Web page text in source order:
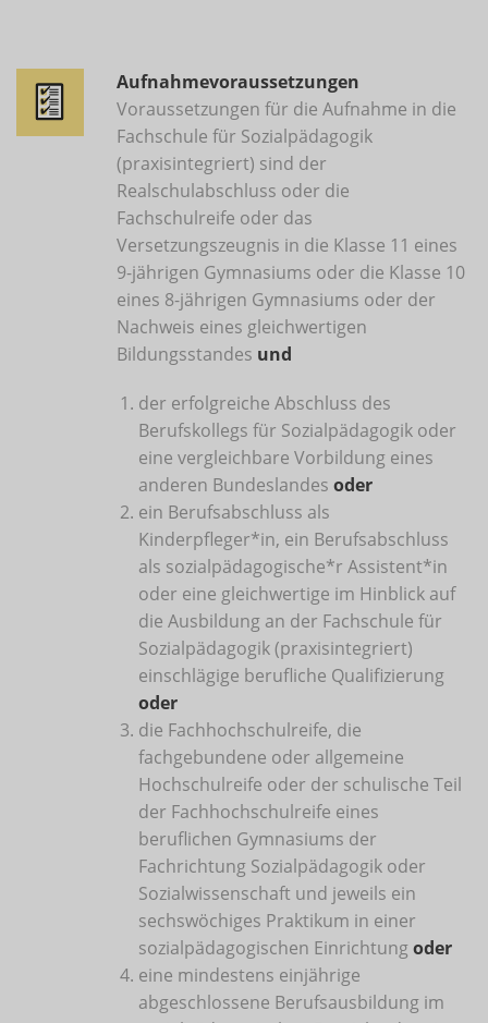
Aufnahmevoraussetzungen
Voraussetzungen für die Aufnahme in die
Fachschule für Sozialpädagogik
(praxisintegriert) sind der
Realschulabschluss oder die
Fachschulreife oder das
Versetzungszeugnis in die Klasse 11 eines
9-jährigen Gymnasiums oder die Klasse 10
eines 8-jährigen Gymnasiums oder der
Nachweis eines gleichwertigen
Bildungsstandes und
der erfolgreiche Abschluss des
Berufskollegs für Sozialpädagogik oder
eine vergleichbare Vorbildung eines
anderen Bundeslandes oder
ein Berufsabschluss als
Kinderpfleger*in, ein Berufsabschluss
als sozialpädagogische*r Assistent*in
oder eine gleichwertige im Hinblick auf
die Ausbildung an der Fachschule für
Sozialpädagogik (praxisintegriert)
einschlägige berufliche Qualifizierung
oder
die Fachhochschulreife, die
fachgebundene oder allgemeine
Hochschulreife oder der schulische Teil
der Fachhochschulreife eines
beruflichen Gymnasiums der
Fachrichtung Sozialpädagogik oder
Sozialwissenschaft und jeweils ein
sechswöchiges Praktikum in einer
sozialpädagogischen Einrichtungoder
eine mindestens einjährige
abgeschlossene Berufsausbildung im